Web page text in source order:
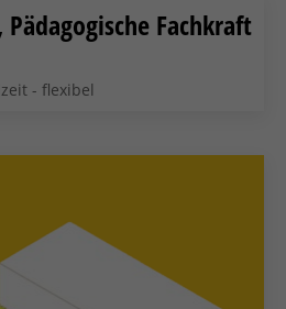
Fachkraft
- flexibel